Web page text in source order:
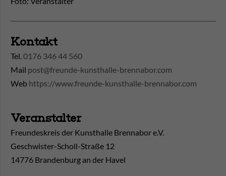
Kontakt
Tel.0176 346 44 560
Mail post@freunde-kunsthalle-brennabor.com
Web https://www.freunde-kunsthalle-brennabor.com
Veranstalter
Freundeskreis der Kunsthalle Brennabor e.V.
Geschwister-Scholl-Straße 12
14776 Brandenburg an der Havel